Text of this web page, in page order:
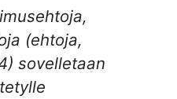
(ehtoja,
sovelletaan